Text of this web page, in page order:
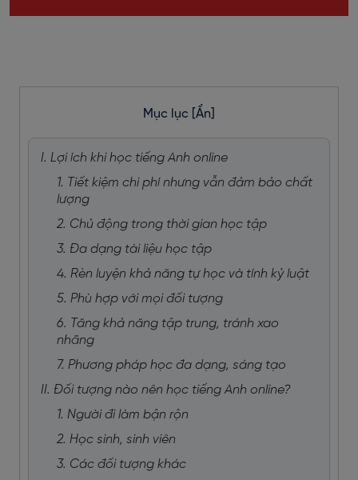
Mục lục [Ẩn]
I. Lợi ích khi học tiếng Anh online
1. Tiết kiệm chi phí nhưng vẫn đảm bảo chất
lượng
2. Chủ động trong thời gian học tập
3. Đa dạng tài liệu học tập
4. Rèn luyện khả năng tự học và tính kỷ luật
5. Phù hợp với mọi đối tượng
6. Tăng khả năng tập trung, tránh xao
nhãng
7. Phương pháp học đa dạng, sáng tạo
II. Đối tượng nào nên học tiếng Anh online?
1. Người đi làm bận rộn
2. Học sinh, sinh viên
3. Các đối tượng khác